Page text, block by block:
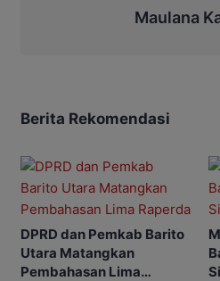
Maulana
Berita Rekomendasi
DPRD dan Pemkab Barito
Utara Matangkan
Pembahasan Lima